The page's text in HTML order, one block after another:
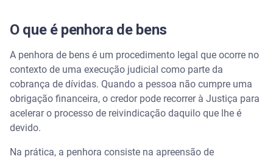
O que é penhora de bens
A penhora de bens é um procedimento legal que ocorre no
contexto de uma execução judicial como parte da
cobrança de dívidas. Quando a pessoa não cumpre uma
obrigação financeira, o credor pode recorrer à Justiça para
acelerar o processo de reivindicação daquilo que lhe é
devido.
Na prática, a penhora consiste na apreensão de